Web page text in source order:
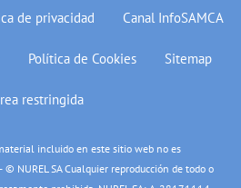
de privacidad Canal InfoSAMCA
Política de Cookies Sitemap
restringida
incluido en este sitio web no es
NUREL SA Cualquier reproducción de todo o